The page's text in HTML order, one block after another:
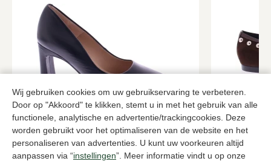
Wij gebruiken cookies om uw gebruikservaring te verbeteren.
Door op "Akkoord" te klikken, stemt u in met het gebruik van alle
functionele, analytische en advertentie/trackingcookies. Deze
worden gebruikt voor het optimaliseren van de website en het
personaliseren van advertenties. U kunt uw voorkeuren altijd
aanpassen via “instellingen”. Meer informatie vindt u op onze
Unisa
Zwarte pumps dames
139,95
Bibi Lou
Bruine
169,95